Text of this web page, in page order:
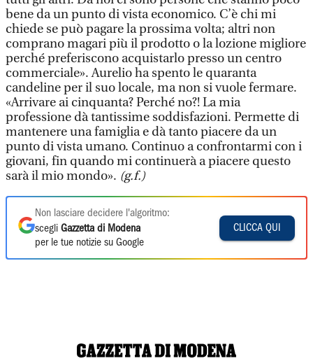
bene da un punto di vista economico. C’è chi mi
chiede se può pagare la prossima volta; altri non
comprano magari più il prodotto o la lozione migliore
perché preferiscono acquistarlo presso un centro
commerciale». Aurelio ha spento le quaranta
candeline per il suo locale, ma non si vuole fermare.
«Arrivare ai cinquanta? Perché no?! La mia
professione dà tantissime soddisfazioni. Permette di
mantenere una famiglia e dà tanto piacere da un
punto di vista umano. Continuo a confrontarmi con i
giovani, fin quando mi continuerà a piacere questo
sarà il mio mondo». (g.f.)
Non lasciare decidere l'algoritmo:
scegli Gazzetta di Modena
per le tue notizie su Google
CLICCA QUI